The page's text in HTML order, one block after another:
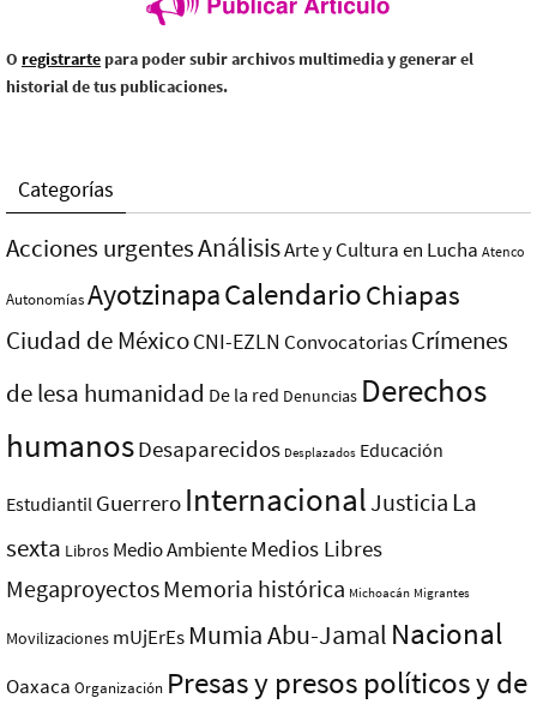
O registrarte para poder subir archivos multimedia y generar el
historial de tus publicaciones.
Categorías
Acciones urgentesAnálisisArte y Cultura en Lucha Atenco
AutonomíasAyotzinapaCalendarioChiapas
Ciudad de MéxicoCNI-EZLN ConvocatoriasCrímenes
de lesa humanidad De la red Denuncias Derechos
humanosDesaparecidos Desplazados Educación
Estudiantil Guerrero InternacionalJusticia La
sexta Libros Medio AmbienteMedios Libres
MegaproyectosMemoria histórica Michoacán Migrantes
Movilizaciones mUjErEs Mumia Abu-Jamal Nacional
Oaxaca Organización Presas y presos polí­ticos y de